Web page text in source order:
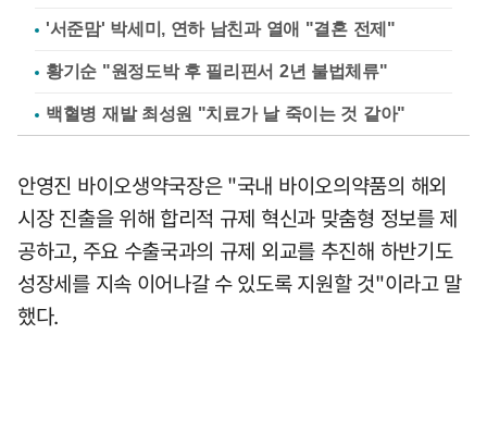
'서준맘' 박세미, 연하 남친과 열애 "결혼 전제"
황기순 "원정도박 후 필리핀서 2년 불법체류"
백혈병 재발 최성원 "치료가 날 죽이는 것 같아"
안영진 바이오생약국장은 "국내 바이오의약품의 해외
시장 진출을 위해 합리적 규제 혁신과 맞춤형 정보를 제
공하고, 주요 수출국과의 규제 외교를 추진해 하반기도
성장세를 지속 이어나갈 수 있도록 지원할 것"이라고 말
했다.